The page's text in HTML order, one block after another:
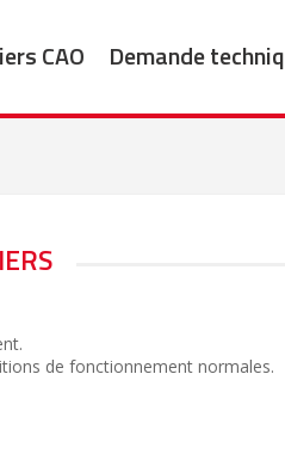
CAO Demande
de fonctionnement normales.